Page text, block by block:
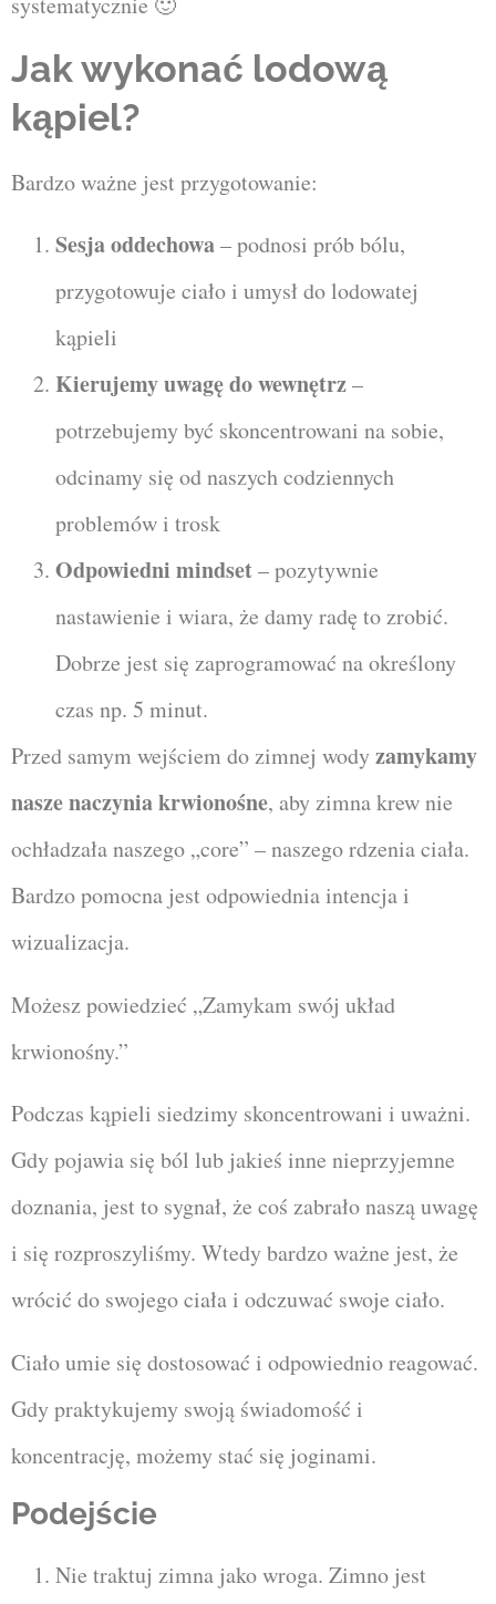
Jak wykonać lodową
kąpiel?
Bardzo ważne jest przygotowanie:
Sesja oddechowa– podnosi prób bólu,
przygotowuje ciało i umysł do lodowatej
kąpieli
Kierujemy uwagę do wewnętrz–
potrzebujemy być skoncentrowani na sobie,
odcinamy się od naszych codziennych
problemów i trosk
Odpowiedni mindset– pozytywnie
nastawienie i wiara, że damy radę to zrobić.
Dobrze jest się zaprogramować na określony
czas np. 5 minut.
Przed samym wejściem do zimnej wodyzamykamy
nasze naczynia krwionośne, aby zimna krew nie
ochładzała naszego „core” – naszego rdzenia ciała.
Bardzo pomocna jest odpowiednia intencja i
wizualizacja.
Możesz powiedzieć „Zamykam swój układ
krwionośny.”
Podczas kąpieli siedzimy skoncentrowani i uważni.
Gdy pojawia się ból lub jakieś inne nieprzyjemne
doznania, jest to sygnał, że coś zabrało naszą uwagę
i się rozproszyliśmy. Wtedy bardzo ważne jest, że
wrócić do swojego ciała i odczuwać swoje ciało.
Ciało umie się dostosować i odpowiednio reagować.
Gdy praktykujemy swoją świadomość i
koncentrację, możemy stać się joginami.
Podejście
Nie traktuj zimna jako wroga. Zimno jest